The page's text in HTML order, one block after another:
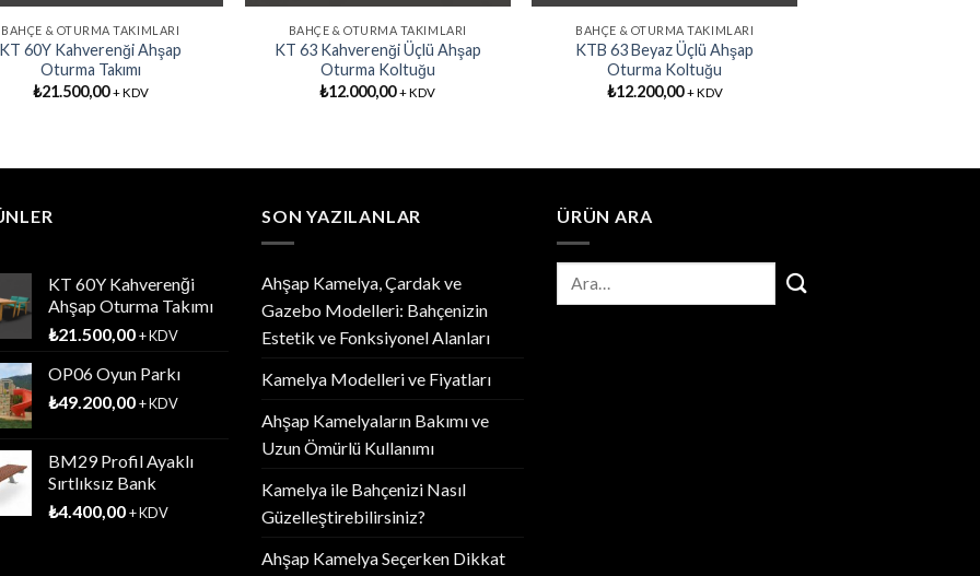
BAHÇE & OTURMA TAKIMLARI
KT 60Y Kahverenği Ahşap
Oturma Takımı
₺21.500,00 + KDV
BAHÇE & OTURMA TAKIMLARI
KT 63 Kahverenği Üçlü Ahşap
Oturma Koltuğu
₺12.000,00 + KDV
BAHÇE & OTURMA TAKIMLARI
KTB 63 Beyaz Üçlü Ahşap
Oturma Koltuğu
₺12.200,00 + KDV
KT 60Y Kahverenği
Ahşap Oturma Takımı
₺21.500,00+ KDV
OP06 Oyun Parkı
₺49.200,00+ KDV
BM29 Profil Ayaklı
Sırtlıksız Bank
₺4.400,00+ KDV
SON YAZILANLAR
Ahşap Kamelya, Çardak ve
Gazebo Modelleri: Bahçenizin
Estetik ve Fonksiyonel Alanları
Kamelya Modelleri ve Fiyatları
Ahşap Kamelyaların Bakımı ve
Uzun Ömürlü Kullanımı
Kamelya ile Bahçenizi Nasıl
Güzelleştirebilirsiniz?
Ahşap Kamelya Seçerken Dikkat
ÜRÜN ARA